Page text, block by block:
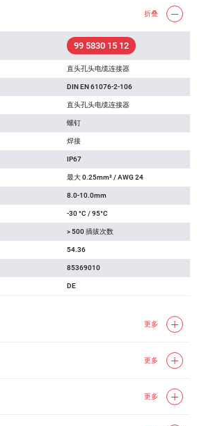
折叠
99 5830 15 12
直头孔头电缆连接器
DIN EN 61076-2-106
直头孔头电缆连接器
螺钉
焊接
IP67
最大 0.25mm² / AWG 24
8.0-10.0mm
-30 °C / 95°C
> 500 插拔次数
54.36
85369010
DE
更多
更多
更多